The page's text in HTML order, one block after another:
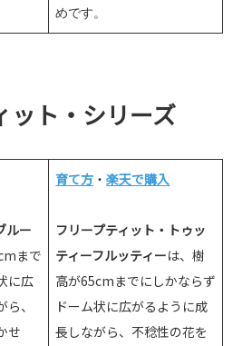
めです。
ット・シリーズ
ルー
まで
に広
、
せ
育て方 ・楽天で購入
フリープティット・トゥッ
ティーフルッティーは、樹
高が65cmまでにしかならず
ドーム状に広がるように成
長しながら、不稔性の花を